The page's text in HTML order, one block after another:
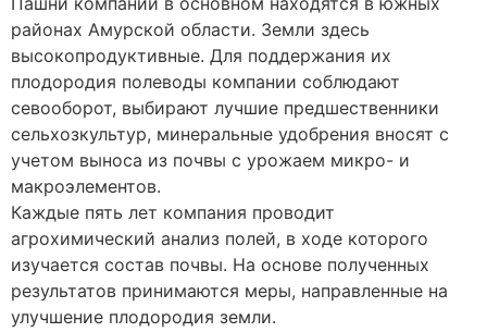
районах Амурской области. Земли здесь
высокопродуктивные. Для поддержания их
плодородия полеводы компании соблюдают
севооборот, выбирают лучшие предшественники
сельхозкультур, минеральные удобрения вносят с
учетом выноса из почвы с урожаем микро- и
макроэлементов.
Каждые пять лет компания проводит
агрохимический анализ полей, в ходе которого
изучается состав почвы. На основе полученных
результатов принимаются меры, направленные на
улучшение плодородия земли.